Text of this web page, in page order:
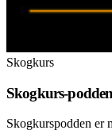
Skogkurs
Skogkurs-podden
Skogkurspodden er